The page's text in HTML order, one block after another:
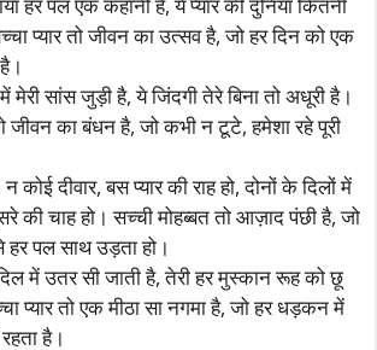
प्यार तो जीवन का उत्सव है, जो हर दिन को एक
मेरी सांस जुड़ी है, ये जिंदगी तेरे बिना तो अधूरी है।
जीवन का बंधन है, जो कभी न टूटे, हमेशा रहे पूरी
कोई दीवार, बस प्यार की राह हो, दोनों के दिलों में
की चाह हो। सच्ची मोहब्बत तो आज़ाद पंछी है, जो
हर पल साथ उड़ता हो।
में उतर सी जाती है, तेरी हर मुस्कान रूह को छू
प्यार तो एक मीठा सा नगमा है, जो हर धड़कन में
है।